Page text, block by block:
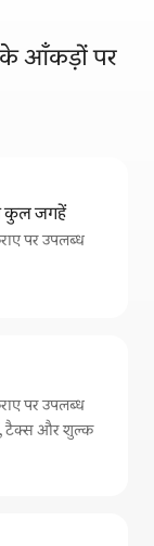
के आँकड़ों पर
कुल जगहें
पर उपलब्ध
पर उपलब्ध
हैं, टैक्स और शुल्क